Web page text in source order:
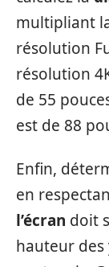
multipliant
résolution
résolution
de 55
est de 88
Enfin,
en
l’écran doit
hauteur des